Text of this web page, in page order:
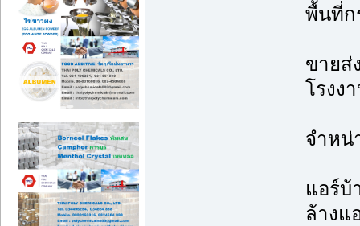
พื้นที่ก
ขายส่
โรงง
จำหน่
แอร์บ้
ล้างแ